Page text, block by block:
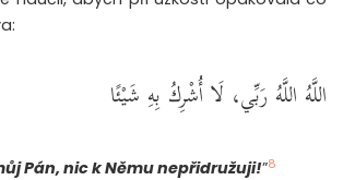
اللَّهُ اللَّهُ رَبِّي، لَا أُشْرِكُ بِهِ شَيْئًا
Pán, nic k Němu nepřidružuji!”8